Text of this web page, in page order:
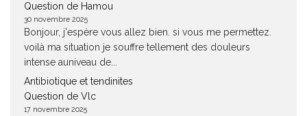
Question de Hamou
30 novembre 2025
Bonjour, j'espère vous allez bien. si vous me permettez.
voilà ma situation je souffre tellement des douleurs
intense auniveau de...
Antibiotique et tendinites
Question de Vlc
17 novembre 2025